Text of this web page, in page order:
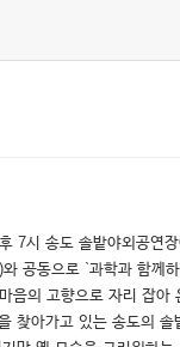
7시 송도 솔밭야외공연
공동으로 `과학과 함
의 고향으로 자리 잡아
찾아가고 있는 송도의